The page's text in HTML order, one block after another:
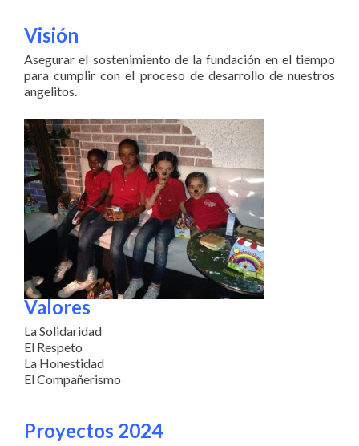
Visión
Asegurar el sostenimiento de la fundación en el tiempo
para cumplir con el proceso de desarrollo de nuestros
angelitos.
Valores
La Solidaridad
El Respeto
La Honestidad
El Compañerismo
Proyectos 2024